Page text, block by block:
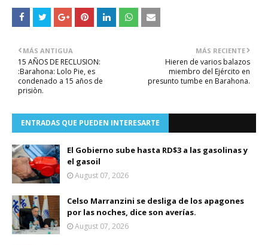
MÁS RECIENTE
Hieren de varios balazos
miembro del Ejército en
presunto tumbe en Barahona.
MÁS ANTIGUA
15 AÑOS DE RECLUSION:
:Barahona: Lolo Pie, es
condenado a 15 años de
prisiòn.
ENTRADAS QUE PUEDEN INTERESARTE
El Gobierno sube hasta RD$3 a las gasolinas y
el gasoil
August 07, 2026
Celso Marranzini se desliga de los apagones
por las noches, dice son averías.
August 07, 2026